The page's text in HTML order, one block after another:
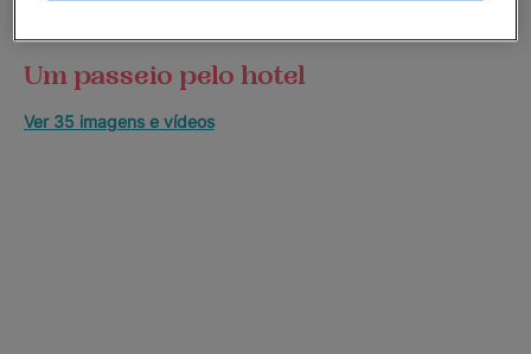
Um passeio pelo hotel
Ver 35 imagens e vídeos